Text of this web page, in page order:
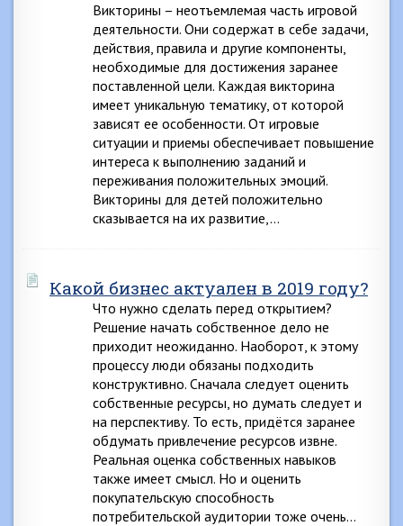
Викторины – неотъемлемая часть игровой
деятельности. Они содержат в себе задачи,
действия, правила и другие компоненты,
необходимые для достижения заранее
поставленной цели. Каждая викторина
имеет уникальную тематику, от которой
зависят ее особенности. От игровые
ситуации и приемы обеспечивает повышение
интереса к выполнению заданий и
переживания положительных эмоций.
Викторины для детей положительно
сказывается на их развитие,…
Какой бизнес актуален в 2019 году?
Что нужно сделать перед открытием?
Решение начать собственное дело не
приходит неожиданно. Наоборот, к этому
процессу люди обязаны подходить
конструктивно. Сначала следует оценить
собственные ресурсы, но думать следует и
на перспективу. То есть, придётся заранее
обдумать привлечение ресурсов извне.
Реальная оценка собственных навыков
также имеет смысл. Но и оценить
покупательскую способность
потребительской аудитории тоже очень…